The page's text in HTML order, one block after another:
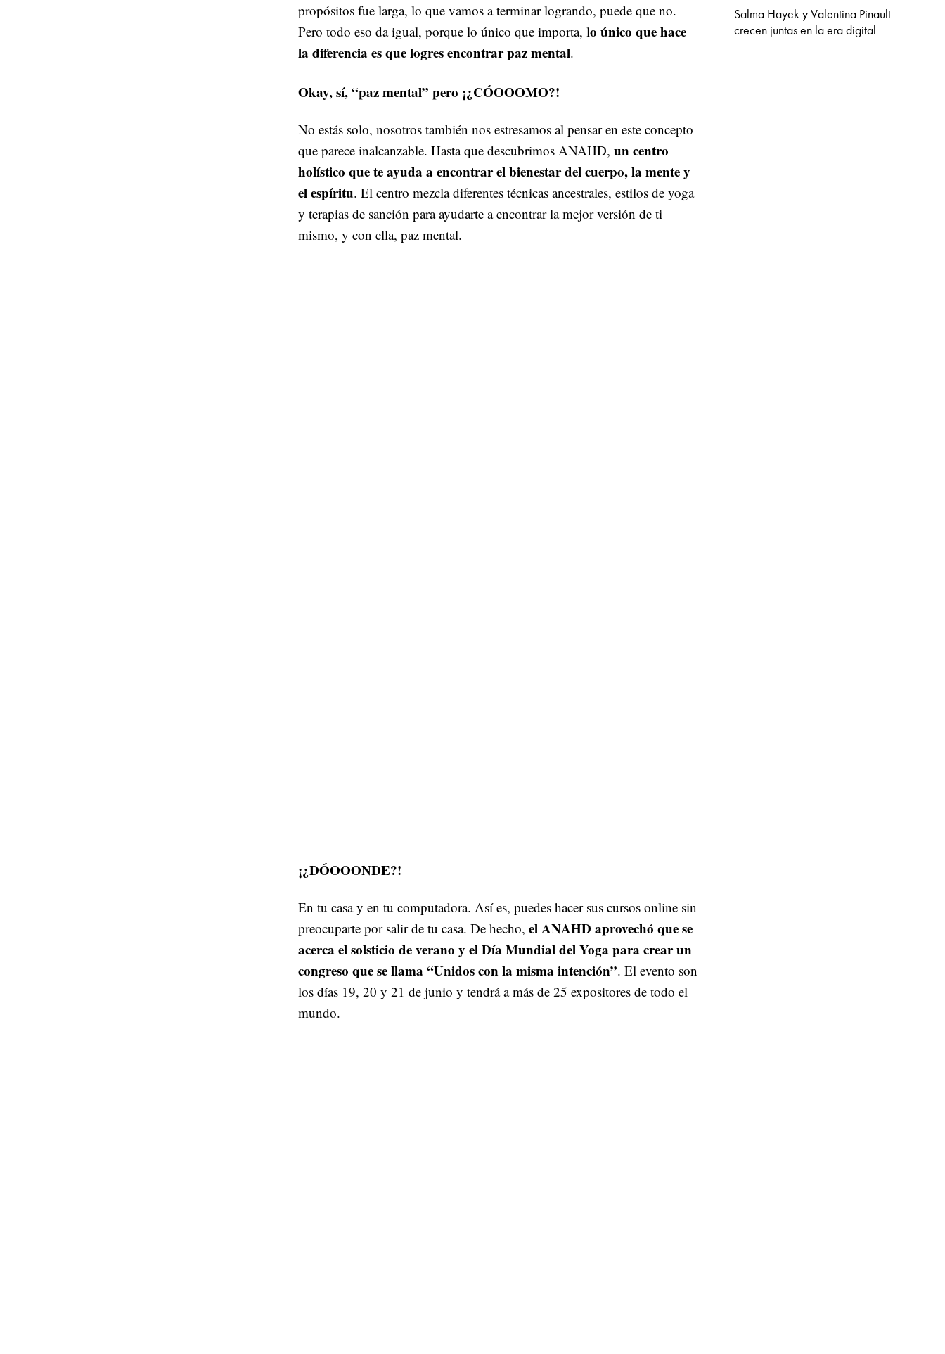
propósitos fue larga, lo que vamos a terminar logrando, puede que no.
Pero todo eso da igual, porque lo único que importa, lo único que hace
la diferencia es que logres encontrar paz mental.
Okay, sí, “paz mental” pero ¡¿CÓOOOMO?!
No estás solo, nosotros también nos estresamos al pensar en este concepto
que parece inalcanzable. Hasta que descubrimos ANAHD, un centro
holístico que te ayuda a encontrar el bienestar del cuerpo, la mente y
el espíritu. El centro mezcla diferentes técnicas ancestrales, estilos de yoga
y terapias de sanción para ayudarte a encontrar la mejor versión de ti
mismo, y con ella, paz mental.
¡¿DÓOOONDE?!
En tu casa y en tu computadora. Así es, puedes hacer sus cursos online sin
preocuparte por salir de tu casa. De hecho, el ANAHD aprovechó que se
acerca el solsticio de verano y el Día Mundial del Yoga para crear un
congreso que se llama “Unidos con la misma intención”. El evento son
los días 19, 20 y 21 de junio y tendrá a más de 25 expositores de todo el
mundo.
Salma Hayek y Valentina Pinault
crecen juntas en la era digital